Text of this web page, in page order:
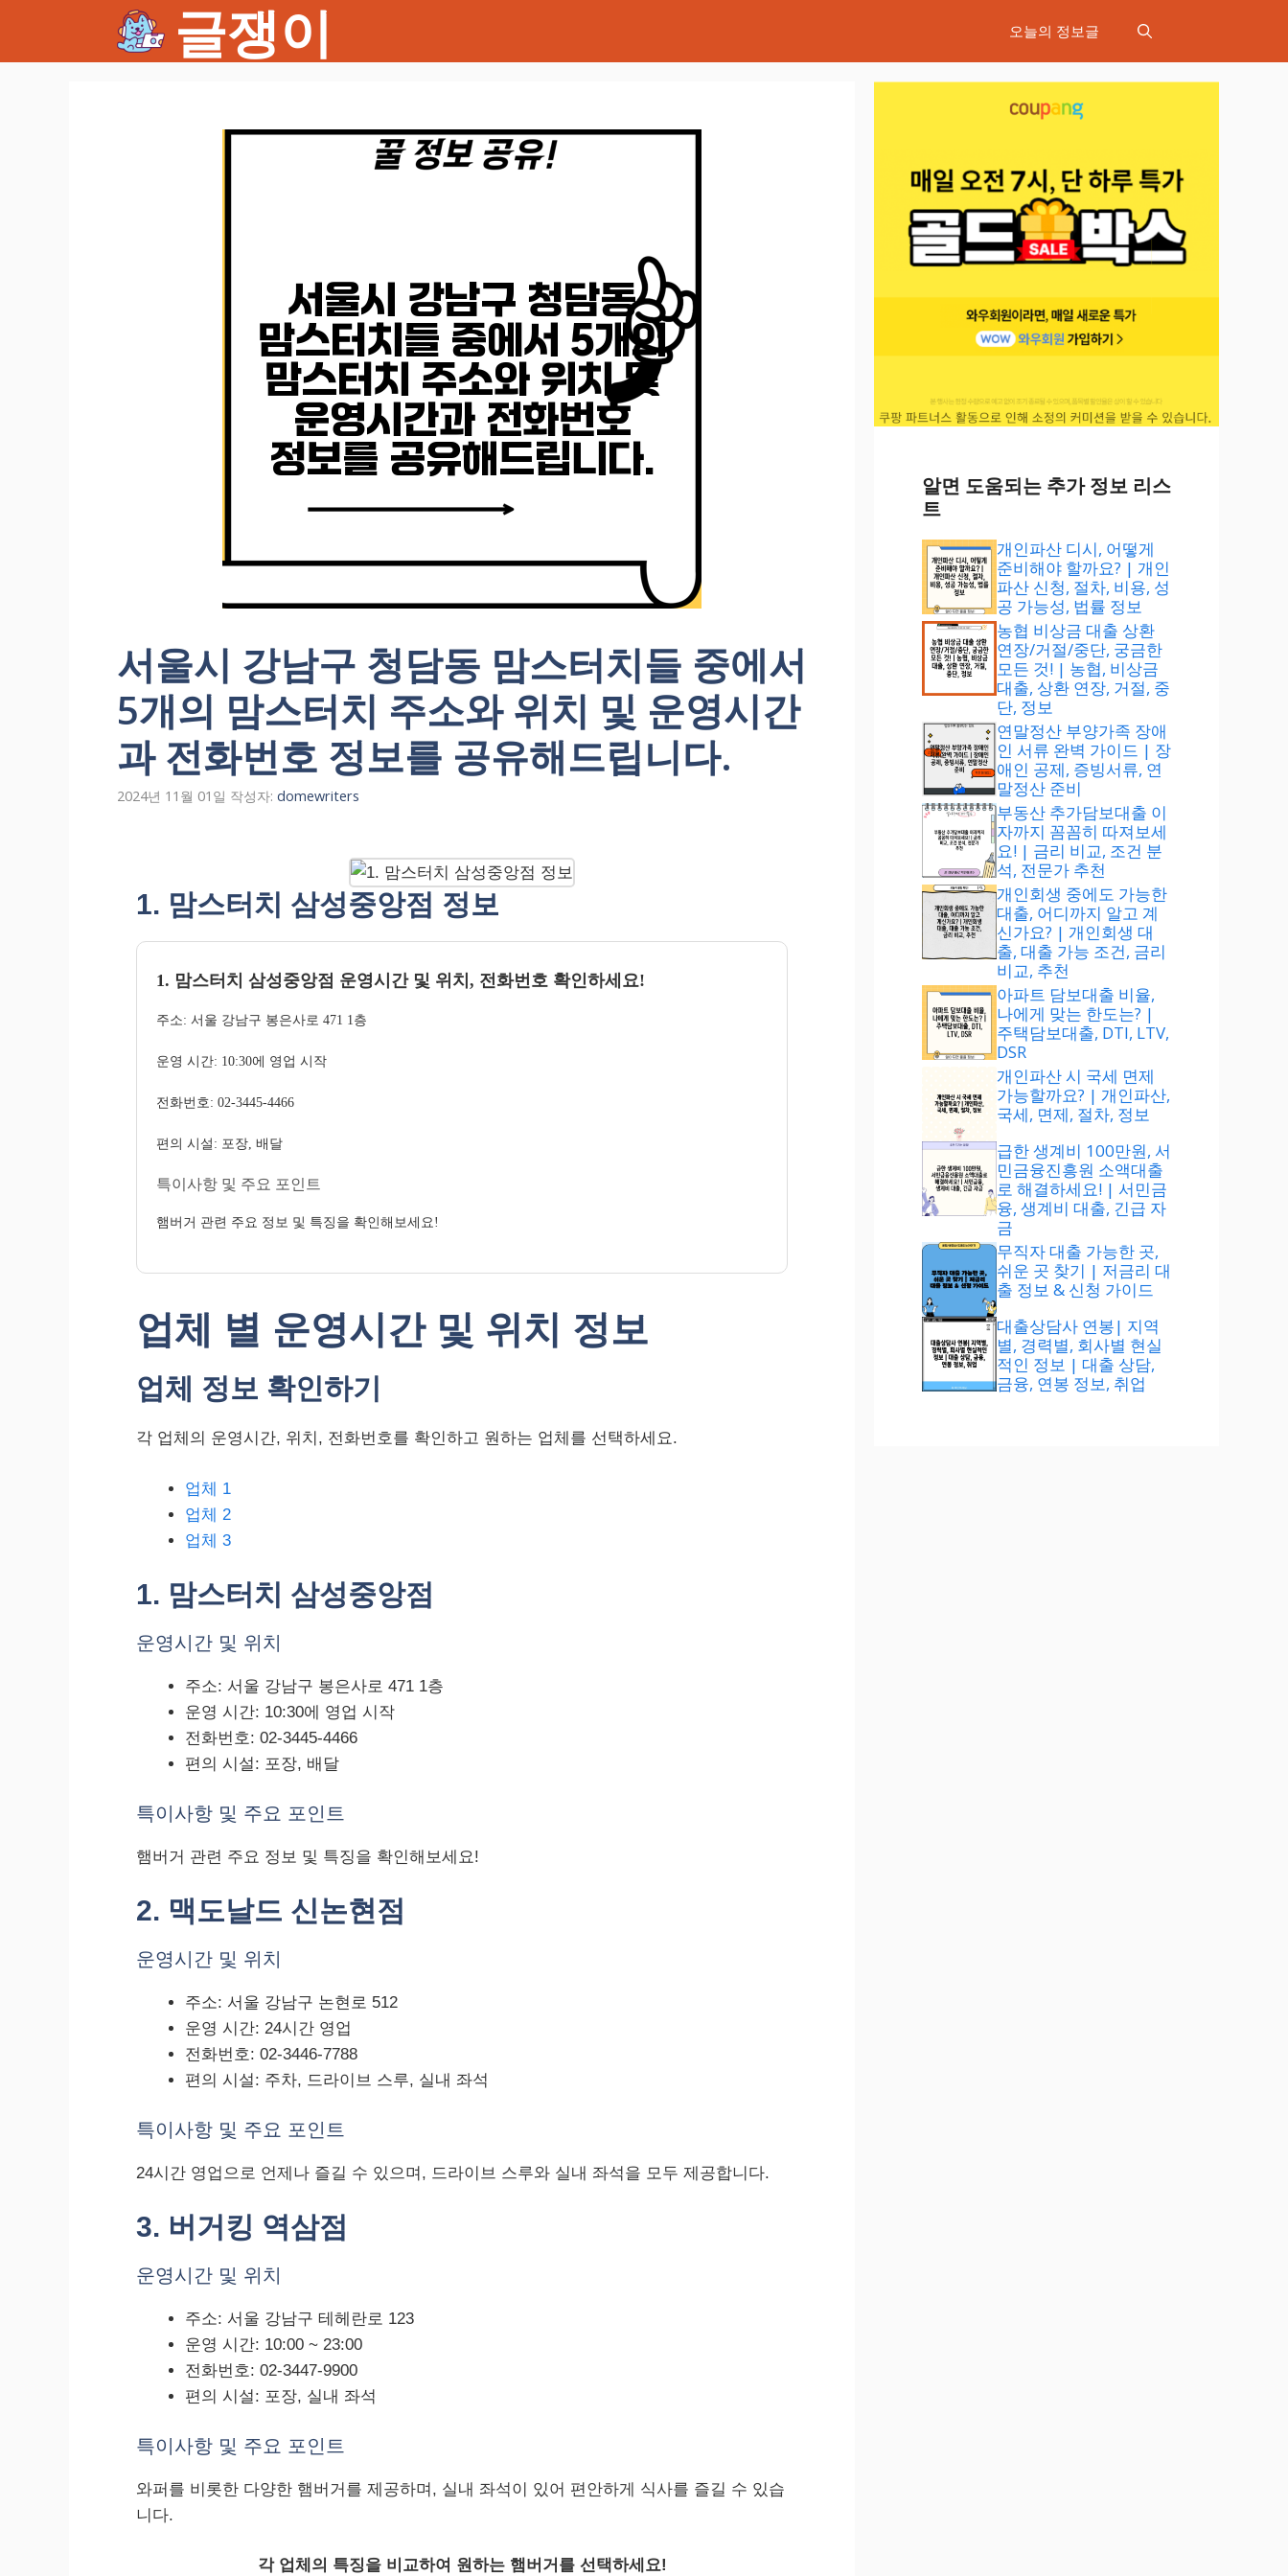
츠
글쟁이 오늘의 정보글
서울시 강남구 청담동 맘스터치들 중에서
5개의 맘스터치 주소와 위치 및 운영시간
과 전화번호 정보를 공유해드립니다.
2024년 11월 01일 작성자: domewriters
1. 맘스터치 삼성중앙점 정보
1. 맘스터치 삼성중앙점 운영시간 및 위치, 전화번호 확인하세요!
주소: 서울 강남구 봉은사로 471 1층
운영 시간: 10:30에 영업 시작
전화번호: 02-3445-4466
편의 시설: 포장, 배달
특이사항 및 주요 포인트
햄버거 관련 주요 정보 및 특징을 확인해보세요!
업체 별 운영시간 및 위치 정보
업체 정보 확인하기
각 업체의 운영시간, 위치, 전화번호를 확인하고 원하는 업체를 선택하세요.
업체 1
업체 2
업체 3
1. 맘스터치 삼성중앙점
운영시간 및 위치
주소: 서울 강남구 봉은사로 471 1층
운영 시간: 10:30에 영업 시작
전화번호: 02-3445-4466
편의 시설: 포장, 배달
특이사항 및 주요 포인트
햄버거 관련 주요 정보 및 특징을 확인해보세요!
2. 맥도날드 신논현점
운영시간 및 위치
주소: 서울 강남구 논현로 512
운영 시간: 24시간 영업
전화번호: 02-3446-7788
편의 시설: 주차, 드라이브 스루, 실내 좌석
특이사항 및 주요 포인트
24시간 영업으로 언제나 즐길 수 있으며, 드라이브 스루와 실내 좌석을 모두 제공합니다.
3. 버거킹 역삼점
운영시간 및 위치
주소: 서울 강남구 테헤란로 123
운영 시간: 10:00 ~ 23:00
전화번호: 02-3447-9900
편의 시설: 포장, 실내 좌석
특이사항 및 주요 포인트
와퍼를 비롯한 다양한 햄버거를 제공하며, 실내 좌석이 있어 편안하게 식사를 즐길 수 있습
니다.
각 업체의 특징을 비교하여 원하는 햄버거를 선택하세요!
알면 도움되는 추가 정보 리스
트
개인파산 디시, 어떻게
준비해야 할까요? | 개인
파산 신청, 절차, 비용, 성
공 가능성, 법률 정보
농협 비상금 대출 상환
연장/거절/중단, 궁금한
모든 것! | 농협, 비상금
대출, 상환 연장, 거절, 중
단, 정보
연말정산 부양가족 장애
인 서류 완벽 가이드 | 장
애인 공제, 증빙서류, 연
말정산 준비
부동산 추가담보대출 이
자까지 꼼꼼히 따져보세
요! | 금리 비교, 조건 분
석, 전문가 추천
개인회생 중에도 가능한
대출, 어디까지 알고 계
신가요? | 개인회생 대
출, 대출 가능 조건, 금리
비교, 추천
아파트 담보대출 비율,
나에게 맞는 한도는? |
주택담보대출, DTI, LTV,
DSR
개인파산 시 국세 면제
가능할까요? | 개인파산,
국세, 면제, 절차, 정보
급한 생계비 100만원, 서
민금융진흥원 소액대출
로 해결하세요! | 서민금
융, 생계비 대출, 긴급 자
금
무직자 대출 가능한 곳,
쉬운 곳 찾기 | 저금리 대
출 정보 & 신청 가이드
대출상담사 연봉| 지역
별, 경력별, 회사별 현실
적인 정보 | 대출 상담,
금융, 연봉 정보, 취업